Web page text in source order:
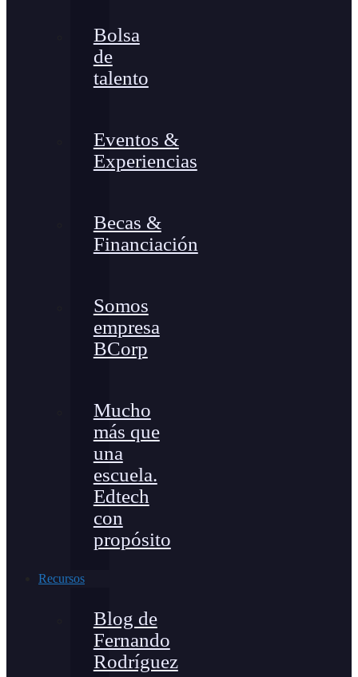
Bolsa
de
talento
Eventos &
Experiencias
Becas &
Financiación
Somos
empresa
BCorp
Mucho
más que
una
escuela.
Edtech
con
propósito
Recursos
Blog de
Fernando
Rodríguez